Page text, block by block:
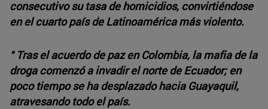
consecutivo su tasa de homicidios, convirtiéndose
en el cuarto país de Latinoamérica más violento.
° Tras el acuerdo de paz en Colombia, la mafia de la
droga comenzó a invadir el norte de Ecuador; en
poco tiempo se ha desplazado hacia Guayaquil,
atravesando todo el país.